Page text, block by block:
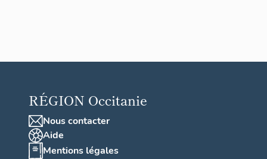
RÉGION Occitanie
Nous contacter
Aide
Mentions légales